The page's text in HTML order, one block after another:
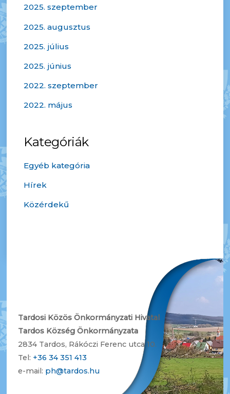
2025. szeptember
2025. augusztus
2025. július
2025. június
2022. szeptember
2022. május
Kategóriák
Egyéb kategória
Hírek
Közérdekű
B
a
Tardosi Közös Önkormányzati Hivatal
Tardos Község Önkormányzata
2834 Tardos, Rákóczi Ferenc utca 10.
Tel: +36 34 351 413
e-mail: ph@tardos.hu